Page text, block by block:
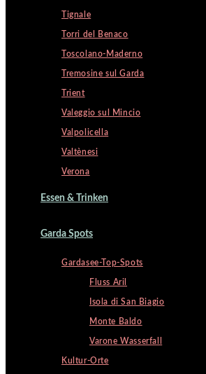
Tignale
Torri del Benaco
Toscolano-Maderno
Tremosine sul Garda
Trient
Valeggio sul Mincio
Valpolicella
Valtènesi
Verona
Essen & Trinken
Garda Spots
Gardasee-Top-Spots
Fluss Aril
Isola di San Biagio
Monte Baldo
Varone Wasserfall
Kultur-Orte